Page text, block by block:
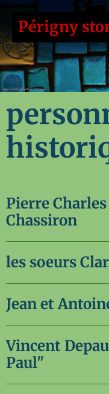
Périgny
Pierre
Chassiron
les soeurs
Jean et
Vincent
Paul"